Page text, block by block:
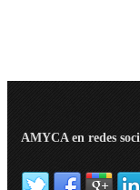
AMYCA en redes